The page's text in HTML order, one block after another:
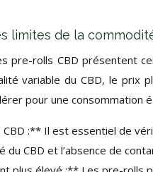
limites de la
pre-rolls CBD présentent
variable du CBD, le prix
pour une consommation
:** Il est essentiel de
du CBD et l’absence de